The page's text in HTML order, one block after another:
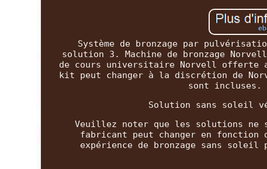
Système de bronzage par
solution 3. Machine de bronzage
de cours universitaire Norvell offerte
kit peut changer à la discrétion de
sont incluses.
Solution sans soleil
Veuillez noter que les solutions ne
fabricant peut changer en fonction
expérience de bronzage sans